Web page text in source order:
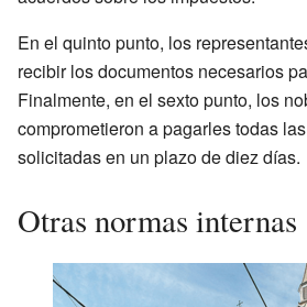
En el quinto punto, los
recibir los documentos necesarios
Finalmente, en el sexto punto, los
comprometieron a pagarles todas
solicitadas en un plazo de diez días.
Otras normas internas